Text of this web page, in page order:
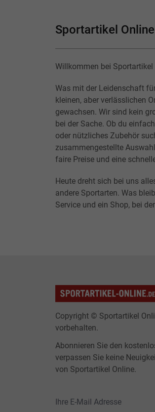
Sportartikel Online
Willkommen bei Sportartikel
Was mit der Leidenschaft
kleinen, aber verlässlichen
gewachsen. Wir sind kein
bei der Sache. Ob du
oder nützliches Zubehör
zusammengestellte
faire Preise und eine
Heute dreht sich bei uns
andere Sportarten. Was
Service und ein Shop, bei
Copyright © Sportartikel
vorbehalten.
Abonnieren Sie den
verpassen Sie keine
von Sportartikel Online.